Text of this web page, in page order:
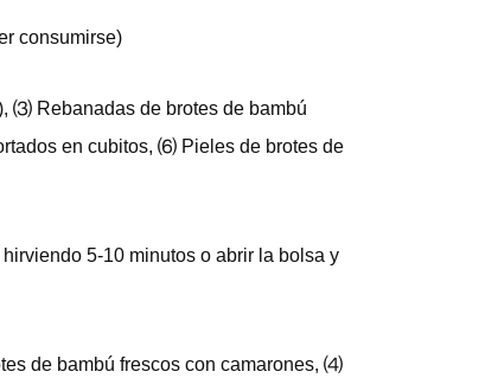
consumirse)
⑶ Rebanadas de brotes de bambú
en cubitos, ⑹ Pieles de brotes de
5-10 minutos o abrir la bolsa y
de bambú frescos con camarones, ⑷